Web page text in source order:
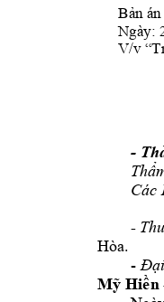
Bản án
Ngày:
V/v
-
Các
-
Hòa.
-
Mỹ Hiền